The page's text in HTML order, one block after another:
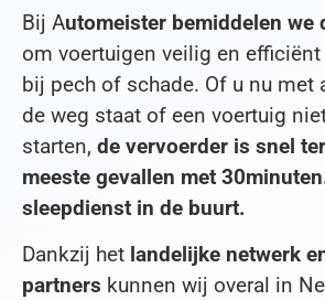
oké is.
. Top
gerege
ld voor
een
betaal
bare
Bij Automeister bemiddelen we
om voertuigen veilig en
bij pech of schade. Of u nu met
de weg staat of een voertuig
starten, de vervoerder is snel
meeste gevallen met
sleepdienst in de buurt.
Dankzij het landelijke netwerk
partners kunnen wij overal in